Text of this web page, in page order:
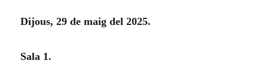
Dijous, 29 de maig del 2025.
Sala 1.